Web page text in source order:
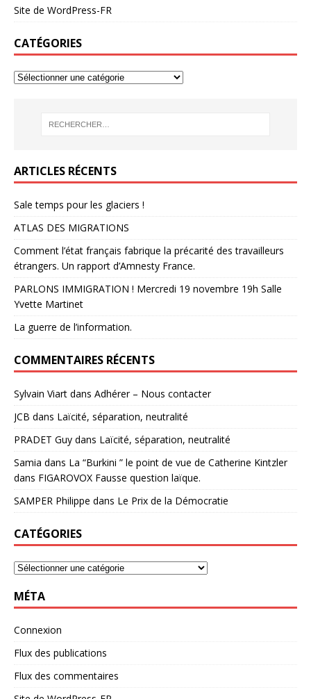
Site de WordPress-FR
CATÉGORIES
ARTICLES RÉCENTS
Sale temps pour les glaciers !
ATLAS DES MIGRATIONS
Comment l’état français fabrique la précarité des travailleurs
étrangers. Un rapport d’Amnesty France.
PARLONS IMMIGRATION ! Mercredi 19 novembre 19h Salle
Yvette Martinet
La guerre de l’information.
COMMENTAIRES RÉCENTS
Sylvain Viart dans Adhérer – Nous contacter
JCB dans Laïcité, séparation, neutralité
PRADET Guy dans Laïcité, séparation, neutralité
Samia dans La “Burkini ” le point de vue de Catherine Kintzler
dans FIGAROVOX Fausse question laïque.
SAMPER Philippe dans Le Prix de la Démocratie
CATÉGORIES
MÉTA
Connexion
Flux des publications
Flux des commentaires